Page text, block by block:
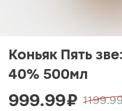
Коньяк Пять
40% 500мл
999.99 ₽